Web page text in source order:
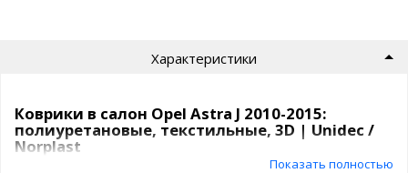
Характеристики
Коврики в салон Opel Astra J 2010-2015:
полиуретановые, текстильные, 3D | Unidec /
Norplast
Показать полностью